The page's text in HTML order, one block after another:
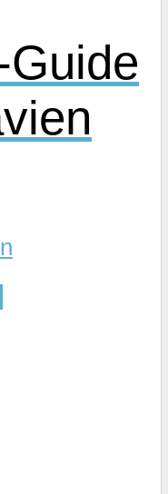
auf
der
Produktseite
gewählt